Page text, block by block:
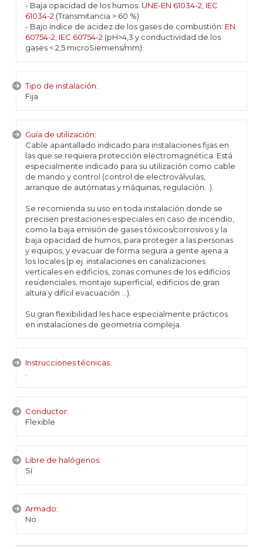
- Baja opacidad de los humos: UNE-EN 61034-2, IEC
61034-2 (Transmitancia > 60 %)
- Bajo índice de acidez de los gases de combustión: EN
60754-2; IEC 60754-2 (pH>4,3 y conductividad de los
gases < 2,5 microSiemens/mm).
Tipo de instalación:
Fija
Guía de utilización:
Cable apantallado indicado para instalaciones fijas en
las que se requiera protección electromagnética. Está
especialmente indicado para su utilización como cable
de mando y control (control de electroválvulas,
arranque de autómatas y máquinas, regulación…).
Se recomienda su uso en toda instalación donde se
precisen prestaciones especiales en caso de incendio,
como la baja emisión de gases tóxicos/corrosivos y la
baja opacidad de humos, para proteger a las personas
y equipos, y evacuar de forma segura a gente ajena a
los locales (p.ej. instalaciones en canalizaciones
verticales en edificios, zonas comunes de los edificios
residenciales, montaje superficial, edificios de gran
altura y difícil evacuación …).
Su gran flexibilidad les hace especialmente prácticos
en instalaciones de geometría compleja.
Instrucciones técnicas:
Conductor:
Flexible
Libre de halógenos:
Sí
Armado:
No